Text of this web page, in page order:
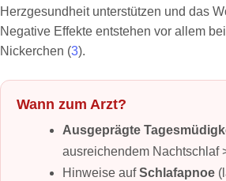
Herzgesundheit unterstützen und das
Negative Effekte entstehen vor allem
Nickerchen (3).
Wann zum Arzt?
Ausgeprägte
ausreichendem Nachtschlaf
Hinweise aufSchlafapnoe